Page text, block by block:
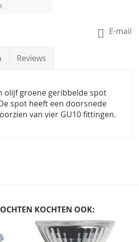
E-mail
Reviews
olijf groene geribbelde spot
spot heeft een doorsnede
van vier GU10 fittingen.
KOCHTEN OOK: